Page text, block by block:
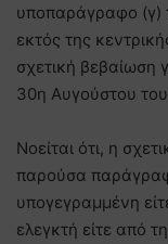
υποπαράγραφο (γ)
εκτός της
σχετική βεβαίωση
30η Αυγούστου
Νοείται ότι, η
παρούσα
υπογεγραμμένη
ελεγκτή είτε από